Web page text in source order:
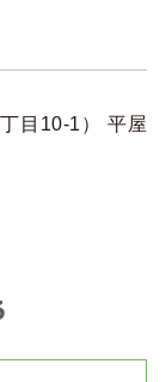
目10-1） 平屋